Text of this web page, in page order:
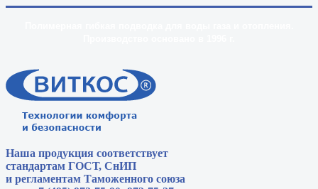
Наша продукция соответствует
стандартам ГОСТ, СнИП
и регламентам Таможенного союза